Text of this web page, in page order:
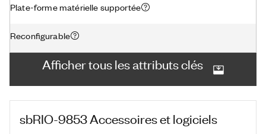
Plate-forme matérielle supportée
Reconfigurable
Afficher tous les attributs clés
sbRIO-9853Accessoires et logiciels